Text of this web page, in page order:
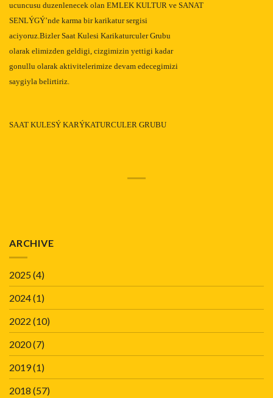
ucuncusu duzenlenecek olan EMLEK KULTUR ve SANAT
SENLÝGÝ’nde karma bir karikatur sergisi
aciyoruz.Bizler Saat Kulesi Karikaturculer Grubu
olarak elimizden geldigi, cizgimizin yettigi kadar
gonullu olarak aktivitelerimize devam edecegimizi
saygiyla belirtiriz.
SAAT KULESÝ KARÝKATURCULER GRUBU
ARCHIVE
2025(4)
2024(1)
2022 (10)
2020(7)
2019(1)
2018 (57)